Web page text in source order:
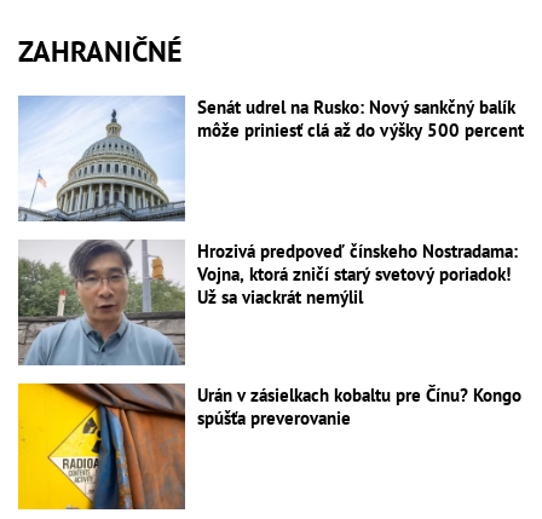
ZAHRANIČNÉ
Senát udrel na Rusko: Nový sankčný balík
môže priniesť clá až do výšky 500 percent
Hrozivá predpoveď čínskeho Nostradama:
Vojna, ktorá zničí starý svetový poriadok!
Už sa viackrát nemýlil
Urán v zásielkach kobaltu pre Čínu? Kongo
spúšťa preverovanie